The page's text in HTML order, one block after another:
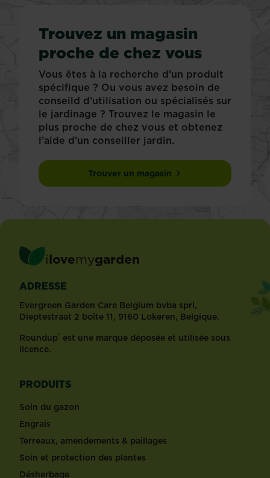
Trouvez un magasin
proche de chez vous
Vous êtes à la recherche d’un produit
spécifique ? Ou vous avez besoin de
conseild d’utilisation ou spécialisés sur
le jardinage ? Trouvez le magasin le
plus proche de chez vous et obtenez
l’aide d’un conseiller jardin.
Trouver un magasin
ilovemygarden
ADRESSE
Evergreen Garden Care Belgium bvba sprl,
Dieptestraat 2 boîte 11, 9160 Lokeren, Belgique.
Roundup® est une marque déposée et utilisée sous
licence.
PRODUITS
Soin du gazon
Engrais
Terreaux, amendements & paillages
Soin et protection des plantes
Désherbage